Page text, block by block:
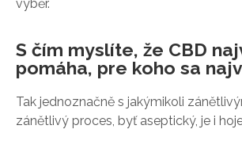
výběr.
S čím myslíte, že CBD
pomáha, pre koho sa
Tak jednoznačně s jakýmikoli
zánětlivý proces, byť aseptický, je i